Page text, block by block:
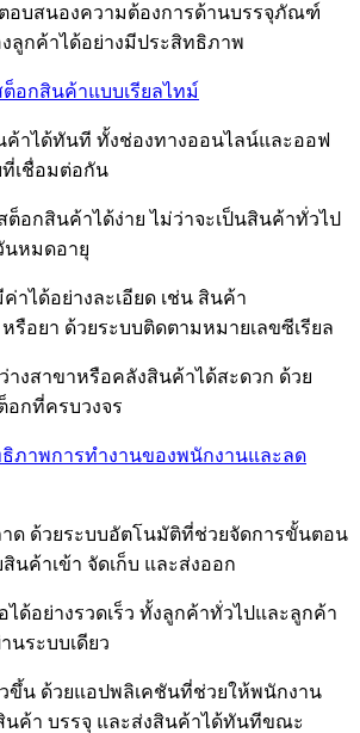
ตอบสนองความต้องการด้านบรรจุภัณฑ์
ลูกค้าได้อย่างมีประสิทธิภาพ
ต็อกสินค้าแบบเรียลไทม์
ค้าได้ทันที ทั้งช่องทางออนไลน์และออฟ
เชื่อมต่อกัน
ต็อกสินค้าได้ง่าย ไม่ว่าจะเป็นสินค้าทั่วไป
หมดอายุ
าได้อย่างละเอียด เช่น สินค้า
รือยา ด้วยระบบติดตามหมายเลขซีเรียล
างสาขาหรือคลังสินค้าได้สะดวก ด้วย
อกที่ครบวงจร
ธิภาพการทำงานของพนักงานและลด
ด ด้วยระบบอัตโนมัติที่ช่วยจัดการขั้นตอน
นค้าเข้า จัดเก็บ และส่งออก
ได้อย่างรวดเร็ว ทั้งลูกค้าทั่วไปและลูกค้า
นระบบเดียว
ขึ้น ด้วยแอปพลิเคชันที่ช่วยให้พนักงาน
นค้า บรรจุ และส่งสินค้าได้ทันทีขณะ